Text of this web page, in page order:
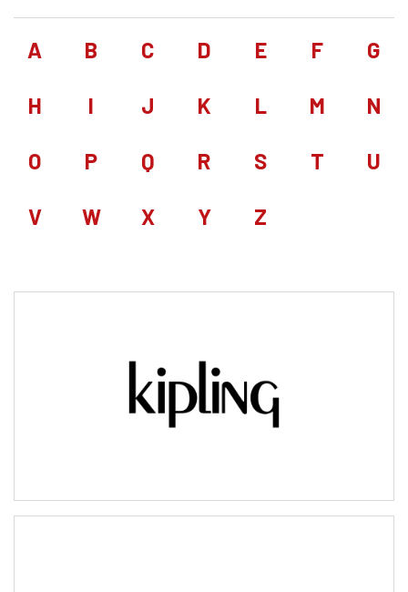
A B C D E F G
H I J K L M N
O P Q R S T U
V W X Y Z